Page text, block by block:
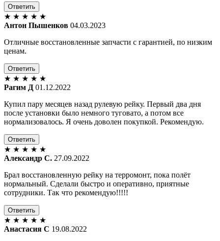
Ответить
★ ★ ★ ★ ★
Антон Пышенков 04.03.2023
Отличные восстановленные запчасти с гарантией, по низким
ценам.
Ответить
★ ★ ★ ★ ★
Рагим Д 01.12.2022
Купил пару месяцев назад рулевую рейку. Первый два дня
после установки было немного туговато, а потом все
нормализовалось. Я очень доволен покупкой. Рекомендую.
Ответить
★ ★ ★ ★ ★
Александр С. 27.09.2022
Брал восстановленную рейку на терромонт, пока полёт
нормальный. Сделали быстро и оперативно, приятные
сотрудники. Так что рекомендую!!!!!
Ответить
★ ★ ★ ★ ★
Анастасия С 19.08.2022